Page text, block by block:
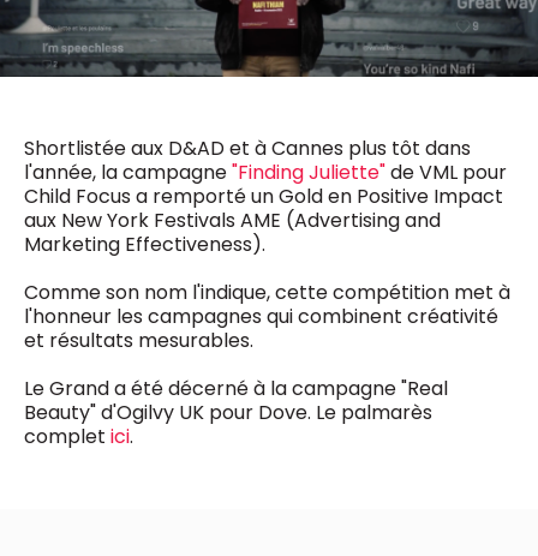
Shortlistée aux D&AD et à Cannes plus tôt dans
l'année, la campagne"Finding Juliette"de VML pour
Child Focus a remporté un Gold en Positive Impact
aux New York Festivals AME (Advertising and
Marketing Effectiveness).
Comme son nom l'indique, cette compétition met à
l'honneur les campagnes qui combinent créativité
et résultats mesurables.
Le Grand a été décerné à la campagne "Real
Beauty" d'Ogilvy UK pour Dove. Le palmarès
complet ici.
0498 88 64 89
f.bouchar@mm.be
0475 97 12 57
g.byl@mm.be
Chief Editor
Damien Lemaire
d.lemaire@mm.be
VALIDER
Daily
Freemium
access
5 x week
MM e - News
1 x week
MM Brunch
1 x week
10 x year
MM Best of
Research
10 x year
(digital)